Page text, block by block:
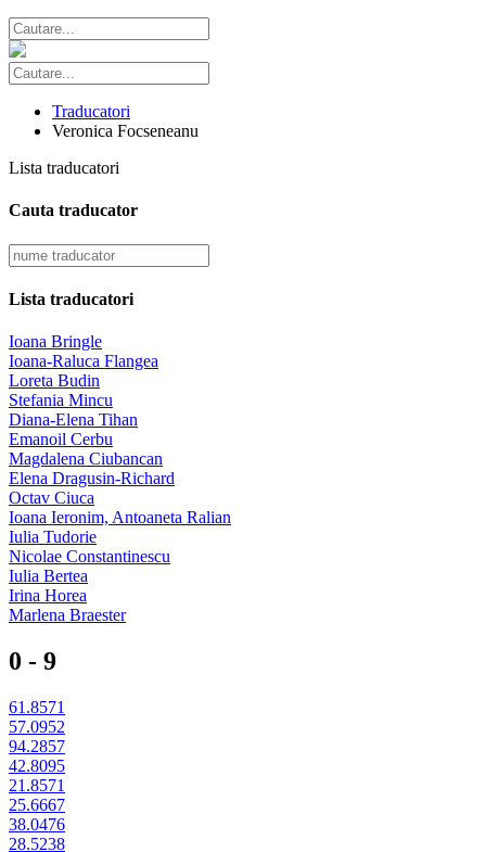
Traducatori
Veronica Focseneanu
Lista traducatori
Cauta traducator
Lista traducatori
Ioana Bringle
Ioana-Raluca Flangea
Loreta Budin
Stefania Mincu
Diana-Elena Tihan
Emanoil Cerbu
Magdalena Ciubancan
Elena Dragusin-Richard
Octav Ciuca
Ioana Ieronim, Antoaneta Ralian
Iulia Tudorie
Nicolae Constantinescu
Iulia Bertea
Irina Horea
Marlena Braester
0 - 9
61.8571
57.0952
94.2857
42.8095
21.8571
25.6667
38.0476
28.5238